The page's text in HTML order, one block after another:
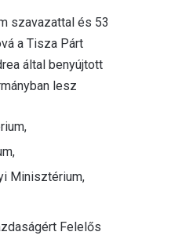
szavazattal és 53
a Tisza Párt
által benyújtott
lesz
Minisztérium,
Felelős